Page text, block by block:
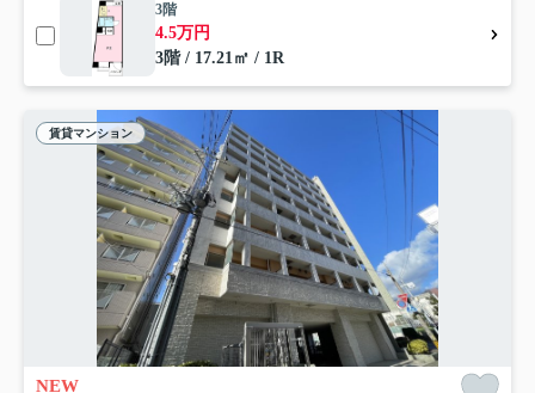
3階
4.5万円
3階 / 17.21㎡ / 1R
賃貸マンション
NEW